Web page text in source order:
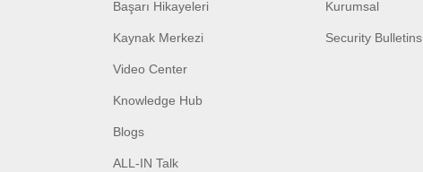
Başarı Hikayeleri
Kaynak Merkezi
Video Center
Knowledge Hub
Blogs
ALL-IN Talk
Kurumsal
Security Bulletins